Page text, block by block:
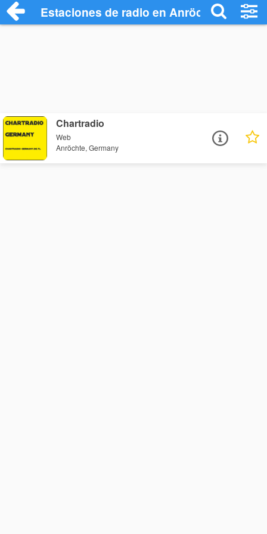
Estaciones de radio en Anröchte -
Chartradio
Web
Anröchte, Germany